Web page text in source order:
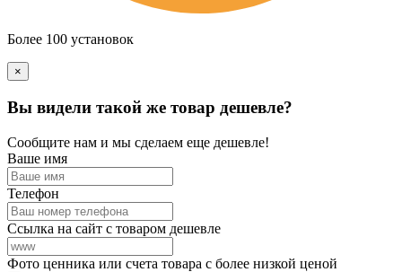
Более 100 установок
×
Вы видели такой же товар дешевле?
Сообщите нам и мы сделаем еще дешевле!
Ваше имя
Телефон
Ссылка на сайт с товаром дешевле
Фото ценника или счета товара с более низкой ценой